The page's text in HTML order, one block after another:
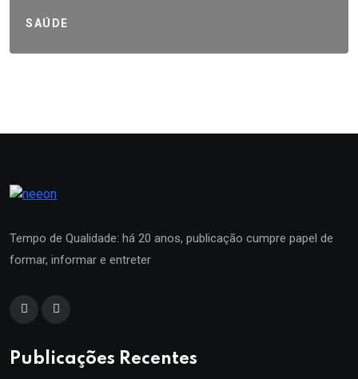
SAÚDE
Tempo de Qualidade: há 20 anos, publicação cumpre papel de
formar, informar e entreter
Publicações Recentes